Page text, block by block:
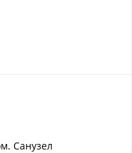
Санузел